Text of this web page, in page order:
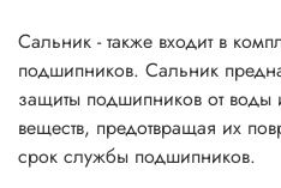
Сальник - также входит в
подшипников. Сальник
защиты подшипников от воды
веществ, предотвращая их
срок службы подшипников.